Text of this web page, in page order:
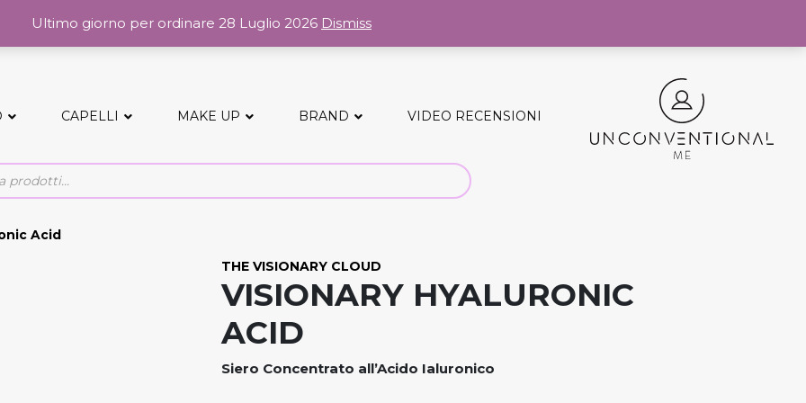
CAPELLI MAKE UP BRAND VIDEO RECENSIONI
Acid
THE VISIONARY CLOUD
VISIONARY HYALURONIC
ACID
Siero Concentrato all’Acido Ialuronico
Ultimo giorno per ordinare 28 Luglio 2026 Dismiss